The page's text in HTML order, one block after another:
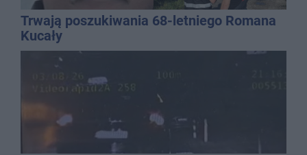
Trwają poszukiwania 68-letniego Romana
Kucały